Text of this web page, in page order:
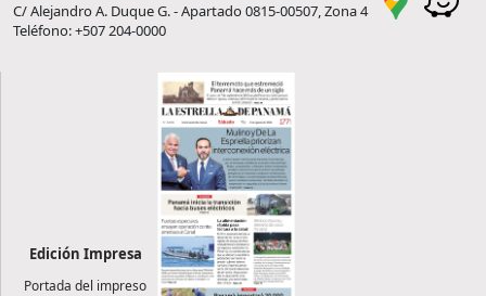
C/ Alejandro A. Duque G. - Apartado 0815-00507, Zona 4
Teléfono: +507 204-0000
Edición Impresa
Portada del impreso